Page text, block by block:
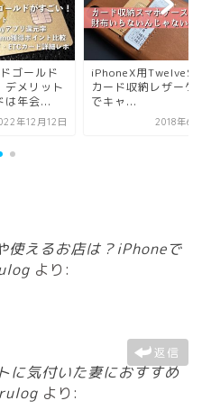
ザーケース
年6月29日
新幹線の切符をEXア
で買う方法│モバイ
Suicaで並ばず早く...
2023年3
使えるお店は？iPhoneで
より:
返信
に気付いた妻におすすめ
より: